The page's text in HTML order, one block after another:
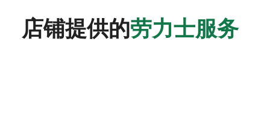
店铺提供的劳力士服务